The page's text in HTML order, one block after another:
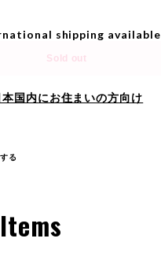
shipping available
Sold out
本国内にお住まいの方向け
る